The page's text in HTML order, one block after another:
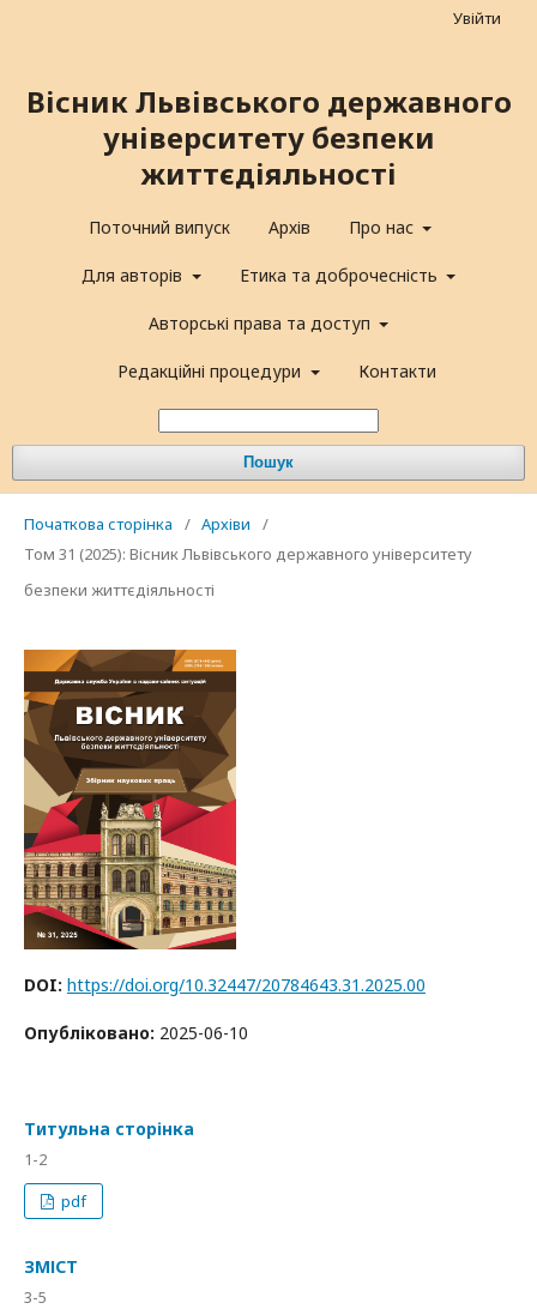
Вісник Львівського державного
університету безпеки
життєдіяльності
Поточний випуск Архів Про нас
Для авторів Етика та доброчесність
Авторські права та доступ
Редакційні процедури Контакти
Пошук
Увійти
Початкова сторінка / Архіви
/
Том 31 (2025): Вісник Львівського державного університету
безпеки життєдіяльності
DOI: https://doi.org/10.32447/20784643.31.2025.00
Опубліковано: 2025-06-10
Титульна сторінка
1-2
pdf
ЗМІСТ
3-5